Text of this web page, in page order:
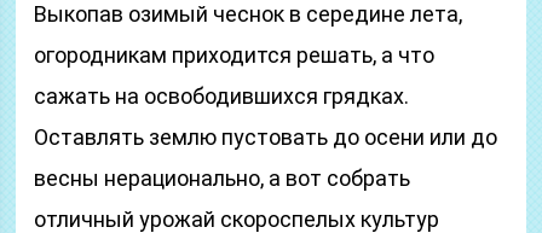
Выкопав озимый чеснок в середине лета,
огородникам приходится решать, а что
сажать на освободившихся грядках.
Оставлять землю пустовать до осени или до
весны нерационально, а вот собрать
отличный урожай скороспелых культур